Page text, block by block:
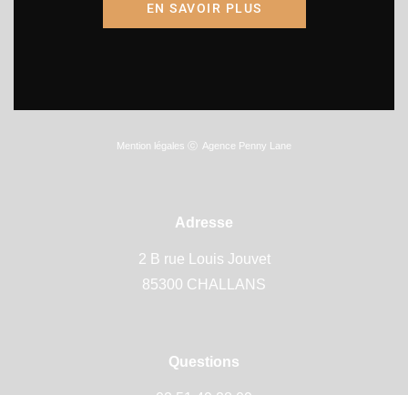
Mention légales ⓒ Agence Penny Lane
Adresse
2 B rue Louis Jouvet
85300 CHALLANS
Questions
EN SAVOIR PLUS